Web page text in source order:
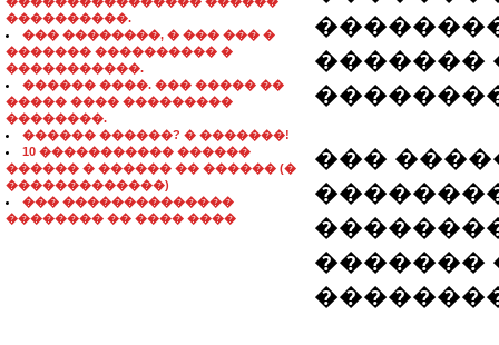
����������.
��� ��������, � ��� ��� �
������� ���������� �
�����������.
������ ����. ��� ����� ��
����� ���� ���������
��������.
������ ������? � �������!
10 ����������� ������
������ � ������ �� ������ (�
�������������)
��� ��������������
�������� �� ���� ����
�������
���
�������